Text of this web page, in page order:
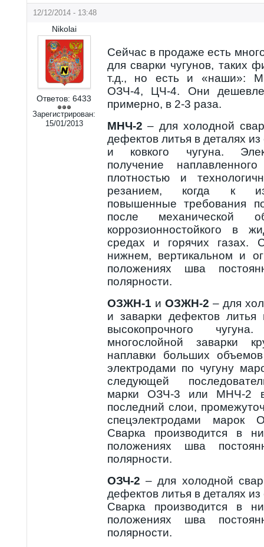
12/12/2014 - 13:48
Nikolai
Ответов: 6433
Зарегистрирован:
15/01/2013
Сейчас в продаже есть
для сварки чугунов, таких
т.д., но есть и «наши»:
ОЗЧ-4, ЦЧ-4. Они дешевле
примерно, в 2-3 раза.
МНЧ-2 – для холодной
дефектов литья в деталях
и ковкого чугуна.
получение
плотностью и
резанием, когда к
повышенные требования
после механической
коррозионностойкого в
средах и горячих газах.
нижнем, вертикальном и
положениях шва
полярности.
ОЗЖН-1 и ОЗЖН-2 – для
и заварки дефектов
высокопрочного
многослойной заварки
наплавки больших
электродами по чугуну
следующей
марки ОЗЧ-3 или МНЧ-2
последний слои,
спецэлектродами
Сварка производится в
положениях шва
полярности.
ОЗЧ-2 – для холодной
дефектов литья в деталях из
Сварка производится в
положениях шва
полярности.